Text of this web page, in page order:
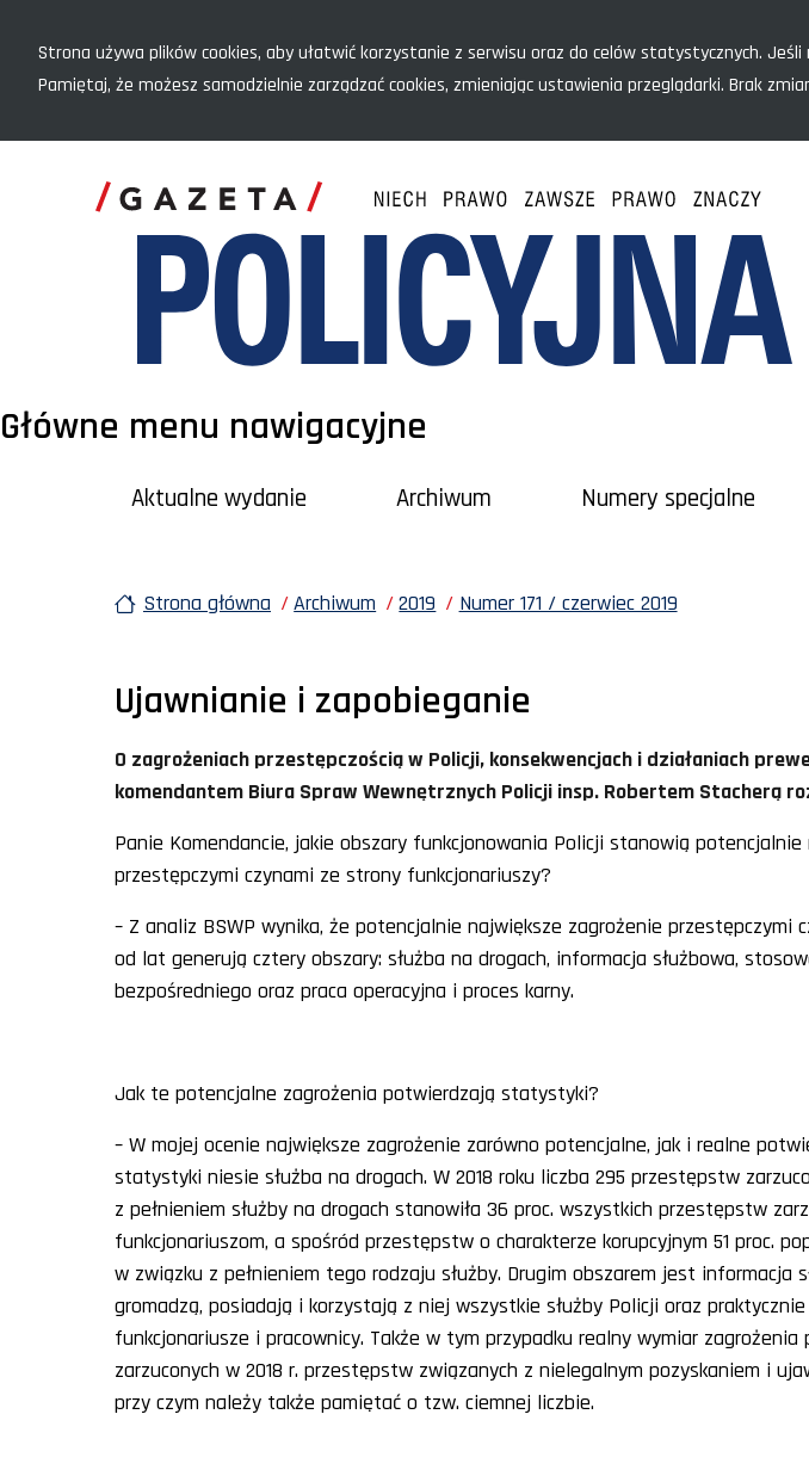
Strona używa plików cookies, aby ułatwić korzystanie z serwisu oraz do celów statystycznych.
Pamiętaj, że możesz samodzielnie zarządzać cookies, zmieniając ustawienia przeglądarki. Brak
Główne menu nawigacyjne
Aktualne wydanie Archiwum Numery specjalne
Strona główna Archiwum 2019 Numer 171 / czerwiec 2019
Ujawnianie i zapobieganie
O zagrożeniach przestępczością w Policji, konsekwencjach i działaniach
komendantem Biura Spraw Wewnętrznych Policji insp. Robertem Stacherą
Panie Komendancie, jakie obszary funkcjonowania Policji stanowią
przestępczymi czynami ze strony funkcjonariuszy?
– Z analiz BSWP wynika, że potencjalnie największe zagrożenie przestępczymi
od lat generują cztery obszary: służba na drogach, informacja służbowa,
bezpośredniego oraz praca operacyjna i proces karny.
Jak te potencjalne zagrożenia potwierdzają statystyki?
– W mojej ocenie największe zagrożenie zarówno potencjalne, jak i realne
statystyki niesie służba na drogach. W 2018 roku liczba 295 przestępstw
z pełnieniem służby na drogach stanowiła 36 proc. wszystkich przestępstw
funkcjonariuszom, a spośród przestępstw o charakterze korupcyjnym 51 proc.
w związku z pełnieniem tego rodzaju służby. Drugim obszarem jest informacja
gromadzą, posiadają i korzystają z niej wszystkie służby Policji oraz
funkcjonariusze i pracownicy. Także w tym przypadku realny wymiar zagrożenia
zarzuconych w 2018 r. przestępstw związanych z nielegalnym pozyskaniem i
przy czym należy także pamiętać o tzw. ciemnej liczbie.